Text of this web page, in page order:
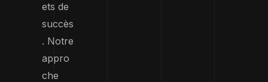
ets de
succès
. Notre
appro
che